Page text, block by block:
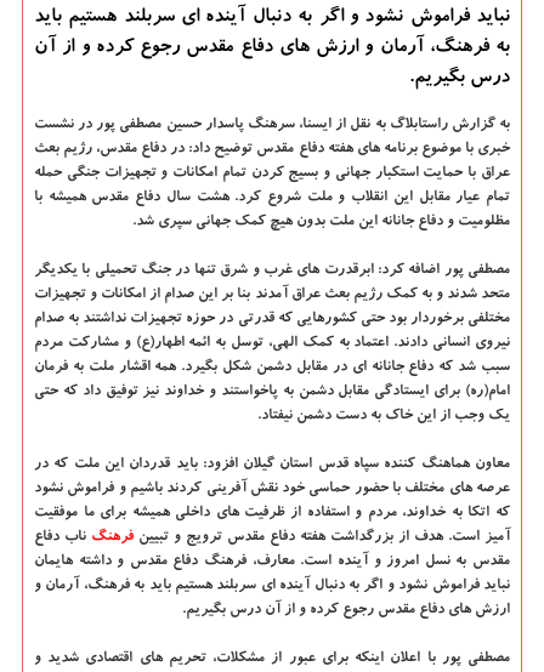
نباید فراموش نشود و اگر به دنبال آینده ای سربلند هستیم باید
به فرهنگ، آرمان و ارزش های دفاع مقدس رجوع كرده و از آن
درس بگیریم.
به گزارش راستابلاگ به نقل از ایسنا، سرهنگ پاسدار حسین مصطفی پور در نشست
خبری با موضوع برنامه های هفته دفاع مقدس توضیح داد: در دفاع مقدس، رژیم بعث
عراق با حمایت استکبار جهانی و بسیج کردن تمام امکانات و تجهیزات جنگی حمله
تمام عیار مقابل این انقلاب و ملت شروع کرد. هشت سال دفاع مقدس همیشه با
مظلومیت و دفاع جانانه این ملت بدون هیچ کمک جهانی سپری شد.
مصطفی پور اضافه کرد: ابرقدرت های غرب و شرق تنها در جنگ تحمیلی با یکدیگر
متحد شدند و به کمک رژیم بعث عراق آمدند بنا بر این صدام از امکانات و تجهیزات
مختلفی برخوردار بود حتی کشورهایی که قدرتی در حوزه تجهیزات نداشتند به صدام
نیروی انسانی دادند. اعتماد به کمک الهی، توسل به ائمه اطهار(ع) و مشارکت مردم
سبب شد که دفاع جانانه ای در مقابل دشمن شکل بگیرد. همه اقشار ملت به فرمان
امام(ره) برای ایستادگی مقابل دشمن به پاخواستند و خداوند نیز توفیق داد که حتی
یک وجب از این خاک به دست دشمن نیفتاد.
معاون هماهنگ کننده سپاه قدس استان گیلان افزود: باید قدردان این ملت که در
عرصه های مختلف با حضور حماسی خود نقش آفرینی کردند باشیم و فراموش نشود
که اتکا به خداوند، مردم و استفاده از ظرفیت های داخلی همیشه برای ما موفقیت
آمیز است. هدف از بزرگداشت هفته دفاع مقدس ترویج و تبیین فرهنگ ناب دفاع
مقدس به نسل امروز و آینده است. معارف، فرهنگ دفاع مقدس و داشته هایمان
نباید فراموش نشود و اگر به دنبال آینده ای سربلند هستیم باید به فرهنگ، آرمان و
ارزش های دفاع مقدس رجوع کرده و از آن درس بگیریم.
مصطفی پور با اعلان اینکه برای عبور از مشکلات، تحریم های اقتصادی شدید و